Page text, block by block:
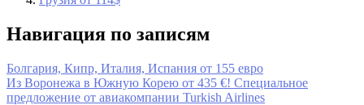
Навигация по записям
Болгария, Кипр, Италия, Испания от 155 евро
Из Воронежа в Южную Корею от 435 €! Специальное
предложение от авиакомпании Turkish Airlines